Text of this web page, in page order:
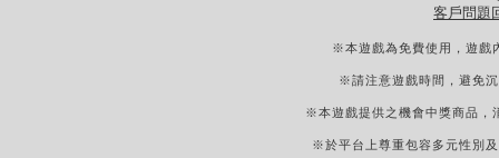
客戶問題
※本遊戲為免費使用，遊戲
※請注意遊戲時間，避免
※本遊戲提供之機會中獎商品，
※於平台上尊重包容多元性別